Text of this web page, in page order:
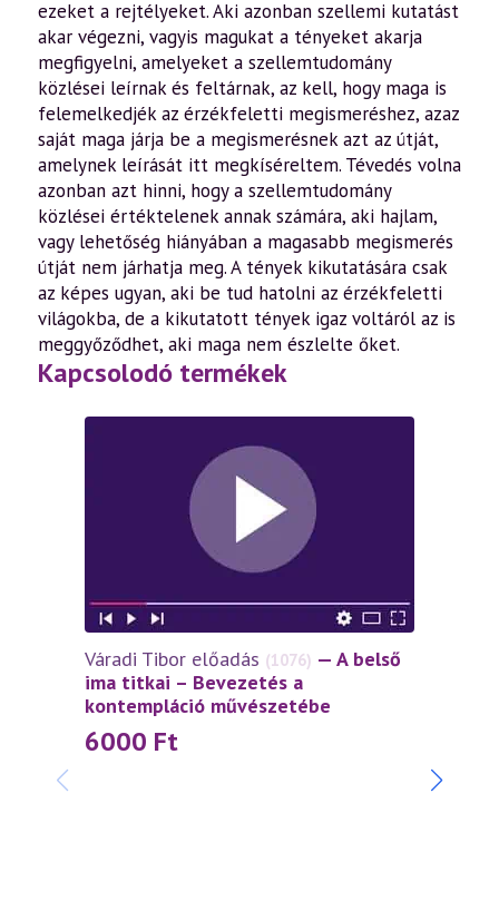
ezeket a rejtélyeket. Aki azonban szellemi kutatást
akar végezni, vagyis magukat a tényeket akarja
megfigyelni, amelyeket a szellemtudomány
közlései leírnak és feltárnak, az kell, hogy maga is
felemelkedjék az érzékfeletti megismeréshez, azaz
saját maga járja be a megismerésnek azt az útját,
amelynek leírását itt megkíséreltem. Tévedés volna
azonban azt hinni, hogy a szellemtudomány
közlései értéktelenek annak számára, aki hajlam,
vagy lehetőség hiányában a magasabb megismerés
útját nem járhatja meg. A tények kikutatására csak
az képes ugyan, aki be tud hatolni az érzékfeletti
világokba, de a kikutatott tények igaz voltáról az is
meggyőződhet, aki maga nem észlelte őket.
Kapcsolodó termékek
Váradi Tibor előadás (1076) — A belső
ima titkai – Bevezetés a
kontempláció művészetébe
6000 Ft